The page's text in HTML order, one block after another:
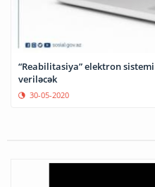
“Reabilitasiya” elektron
veriləcək
30-05-2020